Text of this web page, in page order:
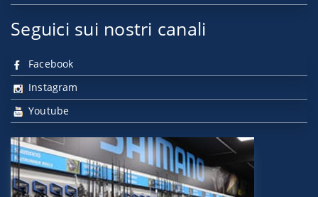
Seguici sui nostri canali
Facebook
Instagram
Youtube